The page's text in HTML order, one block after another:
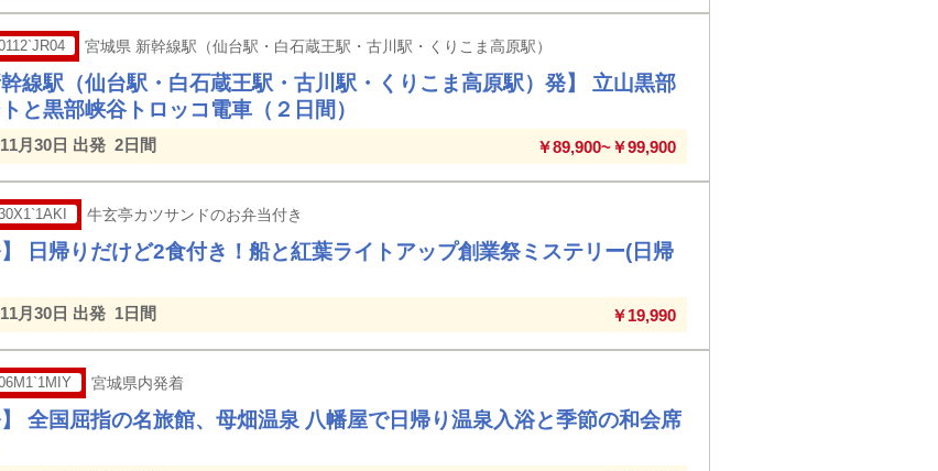
宮城県 新幹線駅（仙台駅・白石蔵王駅・古川駅・くりこま高原駅）
幹線駅（仙台駅・白石蔵王駅・古川駅・くりこま高原駅）発】 立山黒部
と黒部峡谷トロッコ電車（２日間）
月30日 出発 2日間 ￥89,900~￥99,900
牛玄亭カツサンドのお弁当付き
】 日帰りだけど2食付き！船と紅葉ライトアップ創業祭ミステリー(日帰
月30日 出発 1日間 ￥19,990
宮城県内発着
】 全国屈指の名旅館、母畑温泉 八幡屋で日帰り温泉入浴と季節の和会席